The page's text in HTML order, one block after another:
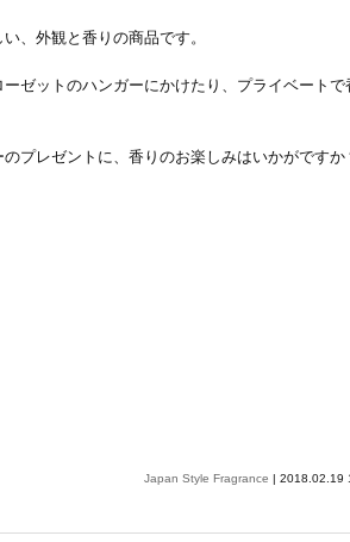
、外観と香りの商品です。
ゼットのハンガーにかけたり、プライベート
プレゼントに、香りのお楽しみはいかがですか
Japan Style Fragrance | 2018.02.19